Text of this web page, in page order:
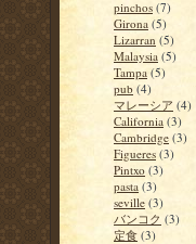
pinchos (7)
Girona (5)
Lizarran (5)
Malaysia (5)
Tampa (5)
pub (4)
マレーシア (4)
California (3)
Cambridge (3)
Figueres (3)
Pintxo (3)
pasta (3)
seville (3)
バンコク (3)
定食 (3)